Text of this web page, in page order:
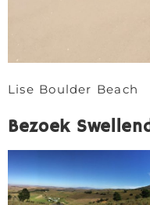
Lise Boulder Beach
Bezoek